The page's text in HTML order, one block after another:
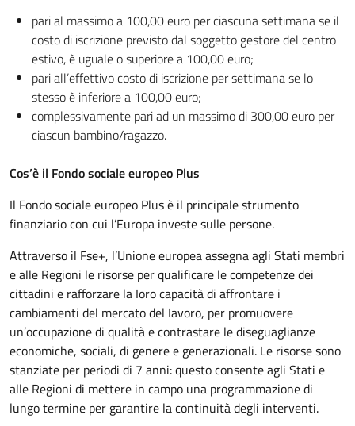
pari al massimo a 100,00 euro per ciascuna settimana se il
costo di iscrizione previsto dal soggetto gestore del centro
estivo, è uguale o superiore a 100,00 euro;
pari all’effettivo costo di iscrizione per settimana se lo
stesso è inferiore a 100,00 euro;
complessivamente pari ad un massimo di 300,00 euro per
ciascun bambino/ragazzo.
Cos’è il Fondo sociale europeo Plus
Il Fondo sociale europeo Plus è il principale strumento
finanziario con cui l’Europa investe sulle persone.
Attraverso il Fse+, l’Unione europea assegna agli Stati membri
e alle Regioni le risorse per qualificare le competenze dei
cittadini e rafforzare la Ioro capacità di affrontare i
cambiamenti del mercato del Iavoro, per promuovere
un’occupazione di qualità e contrastare le diseguaglianze
economiche, sociali, di genere e generazionali. Le risorse sono
stanziate per periodi di 7 anni: questo consente agli Stati e
alle Regioni di mettere in campo una programmazione di
lungo termine per garantire la continuità degli interventi.